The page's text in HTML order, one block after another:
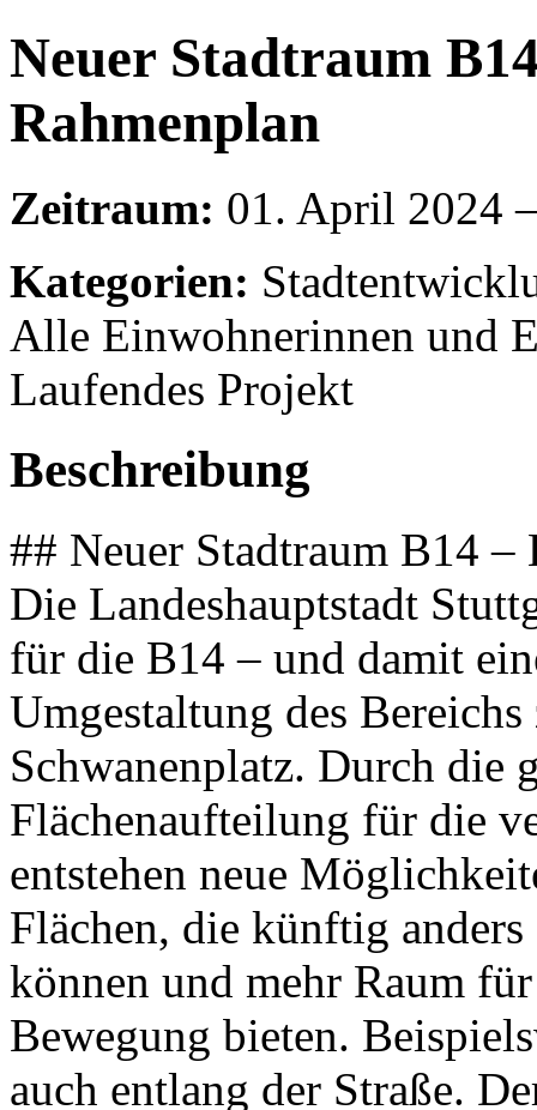
Neuer Stadtraum
Rahmenplan
Zeitraum: 01. April 2024
Kategorien:
Alle Einwohnerinnen und
Laufendes Projekt
Beschreibung
## Neuer Stadtraum B14
Die Landeshauptstadt
für die B14 – und damit
Umgestaltung des
Schwanenplatz. Durch die
Flächenaufteilung für die
entstehen neue
Flächen, die künftig
können und mehr Raum
Bewegung bieten.
auch entlang der Straße.